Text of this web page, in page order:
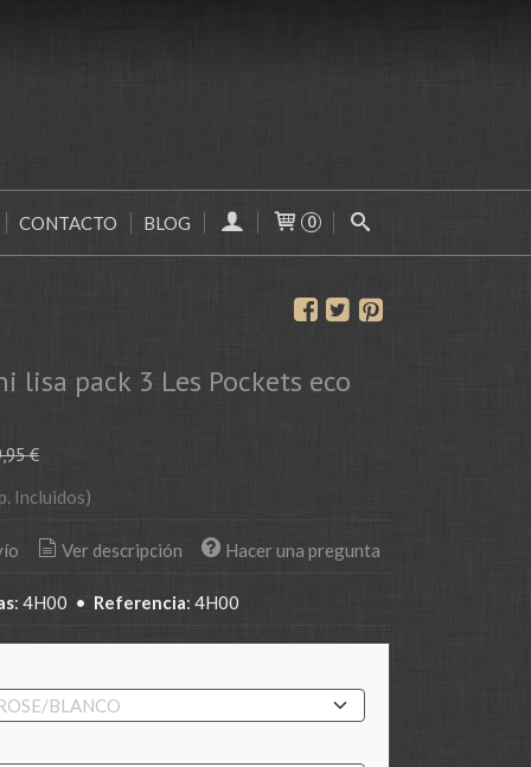
CONTACTO BLOG 0
lisa pack 3 Les Pockets eco
€
Incluidos)
Ver descripción Hacer una pregunta
: 4H00 • Referencia: 4H00